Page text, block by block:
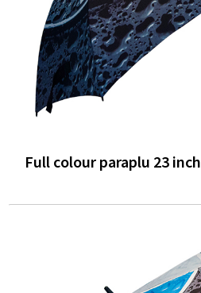
Full colour paraplu 23 inch